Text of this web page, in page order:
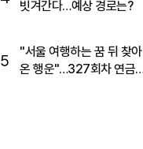
빗겨간다…예상 경로는?
5
"서울 여행하는 꿈 뒤 찾아
온 행운"…327회차 연금